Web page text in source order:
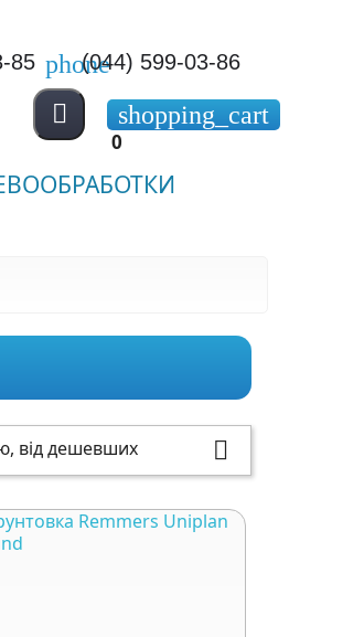
85 phone
(044) 599-03-86
 shopping_cart
0
від дешевших 